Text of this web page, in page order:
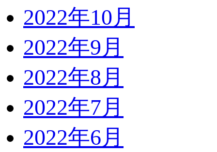
2022年10月
2022年9月
2022年8月
2022年7月
2022年6月